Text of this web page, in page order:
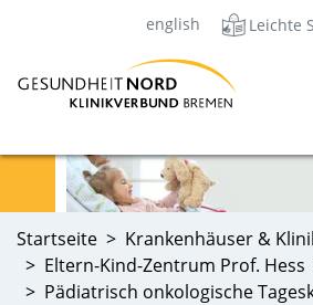
english Leichte
Startseite
Krankenhäuser &
Eltern-Kind-Zentrum Prof. Hess
Pädiatrisch onkologische